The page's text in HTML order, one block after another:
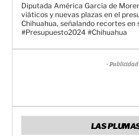
Diputada América García de
viáticos y nuevas plazas en el
Chihuahua, señalando recortes
#Presupuesto2024 #Chihuahua
- Publicidad
LAS